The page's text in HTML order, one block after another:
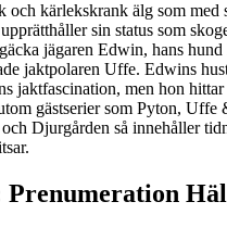
och kärlekskrank älg som med
sin status som
jägaren Edwin, hans
jaktpolaren Uffe. Edwins
jaktfascination, men hon hittar
gästserier som Pyton, Uffe
Djurgården så innehåller